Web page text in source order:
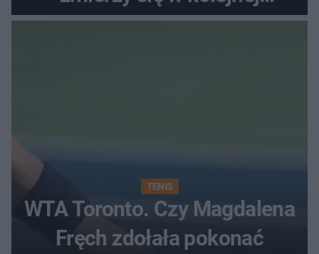
rundzie?
TENIS
WTA Toronto. Czy Magdalena
Fręch zdołała pokonać